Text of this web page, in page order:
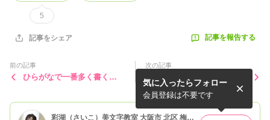
5
記事をシェア 記事を報告する
前の記事
ひらがなで一番多く書く
次の記事
漢字の基本点画【ポイント1
3】(左はらい)
彩湖（さいこ）美文字教室 大阪市 北区 梅田 ペン字・筆ペン・書道教室 大阪駅前 第2ビル
気に入ったらフォロー
会員登録は不要です